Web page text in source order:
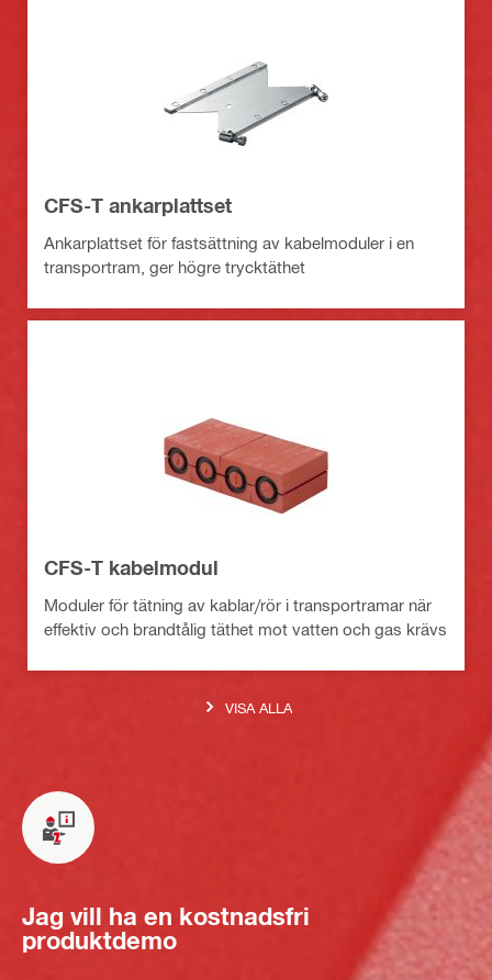
CFS-T ankarplattset
Ankarplattset för fastsättning av kabelmoduler i en
transportram, ger högre trycktäthet
CFS-T kabelmodul
Moduler för tätning av kablar/rör i transportramar när
effektiv och brandtålig täthet mot vatten och gas krävs
VISA ALLA
Jag vill ha en kostnadsfri
produktdemo